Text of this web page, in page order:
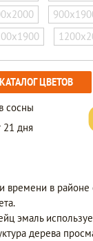
ЦВЕТОВ
сосны
21 дня
времени в районе
эмаль
дерева